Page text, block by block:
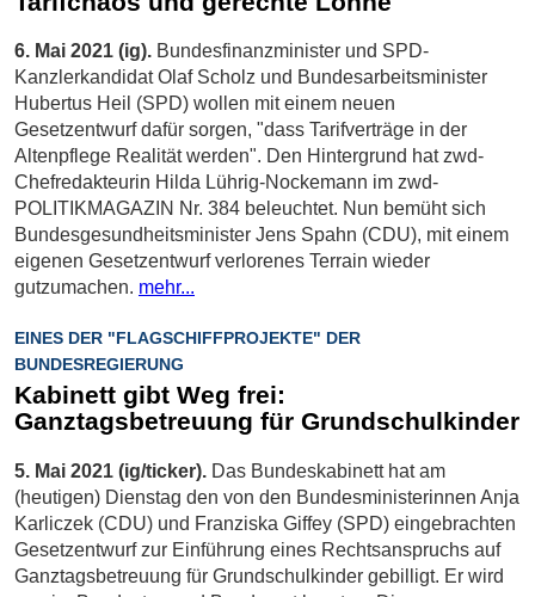
6. Mai 2021 (ig). Bundesfinanzminister und SPD-
Kanzlerkandidat Olaf Scholz und Bundesarbeitsminister
Hubertus Heil (SPD) wollen mit einem neuen
Gesetzentwurf dafür sorgen, "dass Tarifverträge in der
Altenpflege Realität werden". Den Hintergrund hat zwd-
Chefredakteurin Hilda Lührig-Nockemann im zwd-
POLITIKMAGAZIN Nr. 384 beleuchtet. Nun bemüht sich
Bundesgesundheitsminister Jens Spahn (CDU), mit einem
eigenen Gesetzentwurf verlorenes Terrain wieder
gutzumachen. mehr...
EINES DER "FLAGSCHIFFPROJEKTE" DER
BUNDESREGIERUNG
Kabinett gibt Weg frei:
Ganztagsbetreuung für Grundschulkinder
5. Mai 2021 (ig/ticker). Das Bundeskabinett hat am
(heutigen) Dienstag den von den Bundesministerinnen Anja
Karliczek (CDU) und Franziska Giffey (SPD) eingebrachten
Gesetzentwurf zur Einführung eines Rechtsanspruchs auf
Ganztagsbetreuung für Grundschulkinder gebilligt. Er wird